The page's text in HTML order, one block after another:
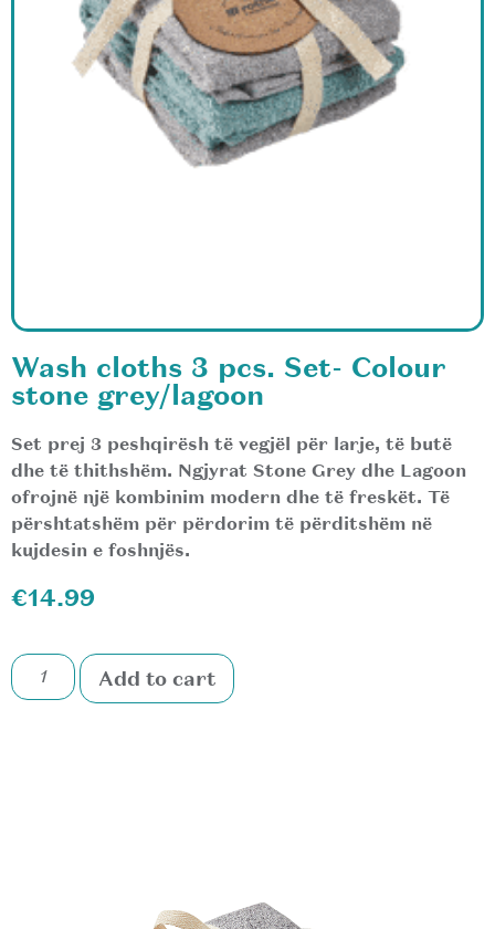
Wash cloths 3 pcs. Set- Colour
stone grey/lagoon
Set prej 3 peshqirësh të vegjël për larje, të butë
dhe të thithshëm. Ngjyrat Stone Grey dhe Lagoon
ofrojnë një kombinim modern dhe të freskët. Të
përshtatshëm për përdorim të përditshëm në
kujdesin e foshnjës.
€14.99
Add to cart